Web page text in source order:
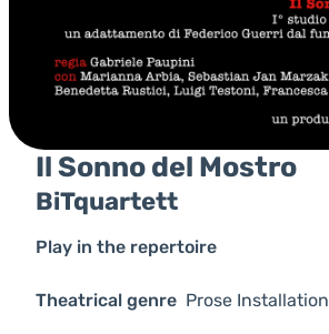
Il Sonno del Mostro
BiTquartett
Play in the repertoire
Theatrical genre Prose Installation